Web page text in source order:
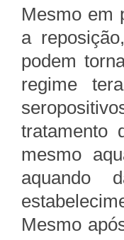
Mesmo em
a
podem
regime
tratamento
mesmo
aquando
Mesmo